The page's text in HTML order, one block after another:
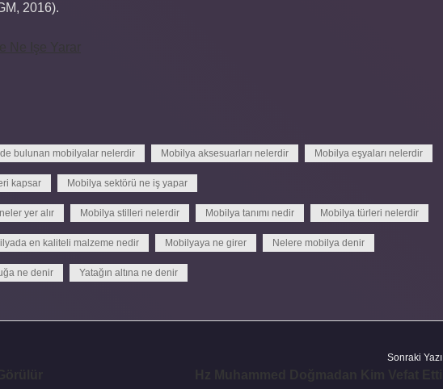
2016).
Ne Işe Yarar
bulunan mobilyalar nelerdir Mobilya aksesuarları nelerdir Mobilya eşyaları nelerdir
kapsar Mobilya sektörü ne iş yapar
yer alır Mobilya stilleri nelerdir Mobilya tanımı nedir Mobilya türleri nelerdir
en kaliteli malzeme nedir Mobilyaya ne girer Nelere mobilya denir
ne denir Yatağın altına ne denir
Sonraki Yazı